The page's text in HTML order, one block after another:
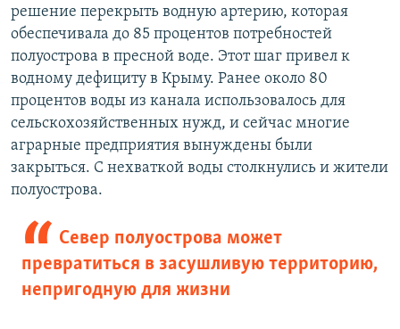
решение перекрыть водную артерию, которая
обеспечивала до 85 процентов потребностей
полуострова в пресной воде. Этот шаг привел к
водному дефициту в Крыму. Ранее около 80
процентов воды из канала использовалось для
сельскохозяйственных нужд, и сейчас многие
аграрные предприятия вынуждены были
закрыться. С нехваткой воды столкнулись и жители
полуострова.
Север полуострова может
превратиться в засушливую территорию,
непригодную для жизни